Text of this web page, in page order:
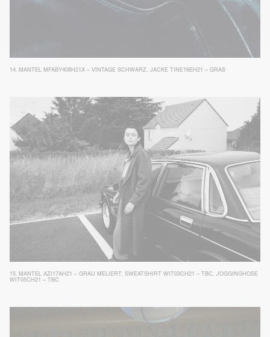
14. MANTEL MFABY408H21X – VINTAGE SCHWARZ JACKE TINE16EH21 – GRAS
15. MANTEL AZI17AH21 – GRAU MELIERT, SWEATSHIRT WIT03CH21 – TBC , JOGGINGHOSE
WIT05CH21 – TBC